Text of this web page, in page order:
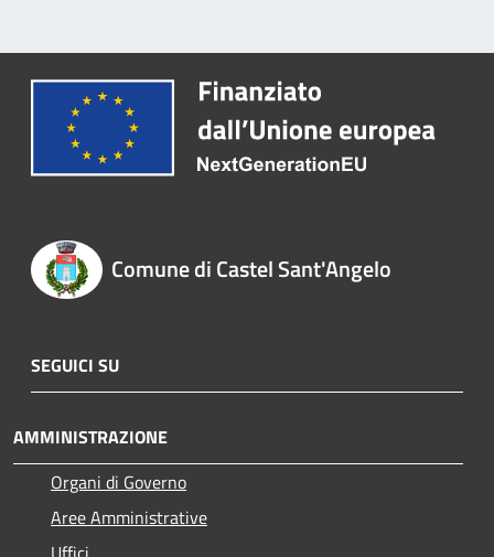
Comune di Castel Sant'Angelo
SEGUICI SU
AMMINISTRAZIONE
Organi di Governo
Aree Amministrative